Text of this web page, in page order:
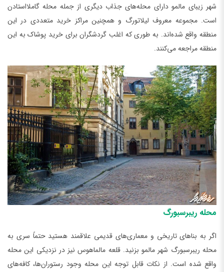
شهر زیبای مالمو دارای محله‌های جذاب دیگری از جمله محله گاملااستادن
است. مجموعه معروف لیلاتورگ و همچنین مراکز خرید متعددی در این
منطقه واقع شده‌اند. به طوری که اغلب گردشگران برای خرید پوشاک به این
منطقه مراجعه می‌کنند.
محله ریبرسبورگ
اگر به بناهای تاریخی و معماری‌های قدیمی علاقمند هستید حتماً سری به
محله ریبرسبورگ شهر مالمو بزنید. قلعه مالماهوس نیز در نزدیکی این محله
واقع شده است. از نکات قابل توجه این محله وجود رستوران‌ها، کافه‌های